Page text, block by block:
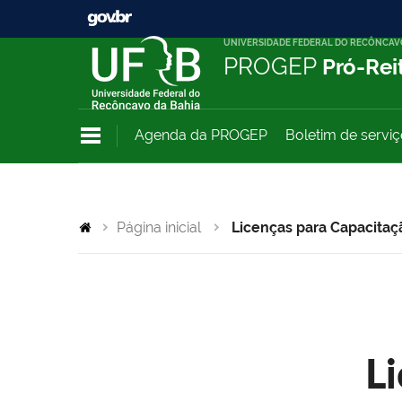
UNIVERSIDADE FEDERAL DO
PROGEP Pró-
Agenda da PROGEP Boletim de
Página inicial Licenças para